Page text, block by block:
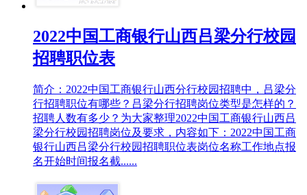
2022中国工商银行山西吕梁分行校园
招聘职位表
简介：2022中国工商银行山西分行校园招聘中，吕梁分
行招聘职位有哪些？吕梁分行招聘岗位类型是怎样的？
招聘人数有多少？为大家整理2022中国工商银行山西吕
梁分行校园招聘岗位及要求，内容如下：2022中国工商
银行山西吕梁分行校园招聘职位表岗位名称工作地点报
名开始时间报名截......